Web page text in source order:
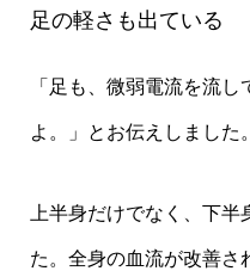
足の軽さも出ている
「足も、微弱電流を流
よ。」とお伝えしました。
上半身だけでなく、下半
た。全身の血流が改善さ